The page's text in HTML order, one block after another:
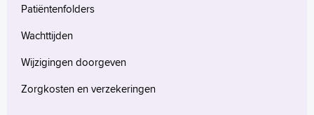
Voorleesfunctie
Language
Patiëntenfolders
Wachttijden
Wijzigingen doorgeven
Zorgkosten en verzekeringen